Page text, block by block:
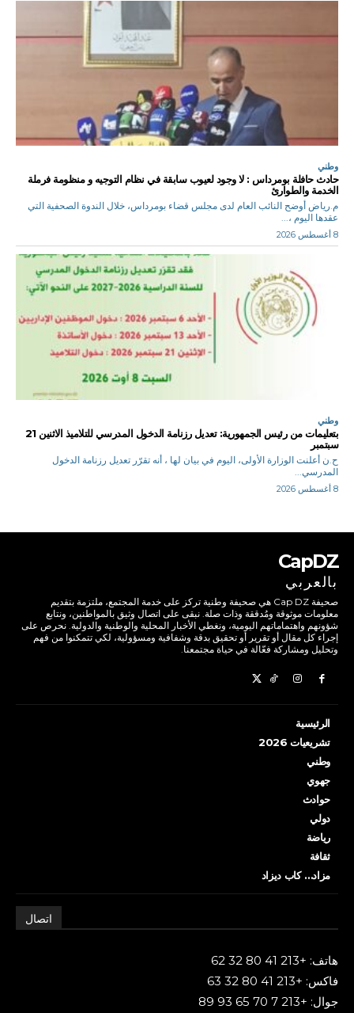
وطني
حادث حافلة بومرداس : لا وجود لعيوب سابقة في نظام التوجيه و منظومة فرملة
الخدمة والطوارئ
م.رياض أوضح النائب العام لدى مجلس قضاء بومرداس، خلال الندوة الصحفية التي
عقدها اليوم ،...
8 أغسطس 2026
وطني
بتعليمات من رئيس الجمهورية: تعديل رزنامة الدخول المدرسي للتلاميذ الاثنين 21
سبتمبر
ح.ن أعلنت الوزارة الأولى، اليوم في بيان لها ، أنه تقرّر تعديل رزنامة الدخول
المدرسي...
8 أغسطس 2026
CapDZ
بالعربي
صحيفة Cap DZ هي صحيفة وطنية تركز على خدمة المجتمع، ملتزمة بتقديم
معلومات موثوقة ومُدققة وذات صلة. نبقى على اتصال وثيق بالمواطنين، ونتابع
شؤونهم واهتماماتهم اليومية، ونغطي الأخبار المحلية والوطنية والدولية. نحرص على
إجراء كل مقال أو تقرير أو تحقيق بدقة وشفافية ومسؤولية، لكي تتمكنوا من فهم
وتحليل ومشاركة فعّالة في حياة مجتمعنا.
الرئيسية
تشريعيات 2026
وطني
جهوي
حوادث
دولي
رياضة
ثقافة
مزاد… كاب ديزاد
اتصال
هاتف: +213 41 80 32 62
فاكس: +213 41 80 32 63
جوال: +213 7 70 65 93 89